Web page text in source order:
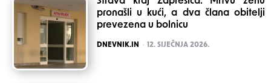
pronašli u kući, a dva člana obitelji
prevezena u bolnicu
POSTED
DNEVNIK.IN 12. SIJEČNJA 2026.